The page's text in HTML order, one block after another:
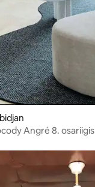
Angré 8. osariigis